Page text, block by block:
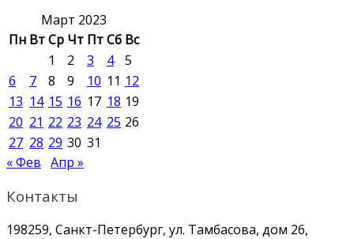
Март 2023
Пн ВтСр Чт ПтСб Вс
1
2 3 4
5
6
7 8 9 10 11 12
13 14 15 16 17 18 19
20 21 22 23 24 25 26
27 28 29 30 31
« Фев Апр »
Контакты
198259, Санкт-Петербург, ул. Тамбасова, дом 26,